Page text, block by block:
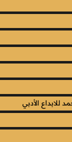
للابداع الأدبي